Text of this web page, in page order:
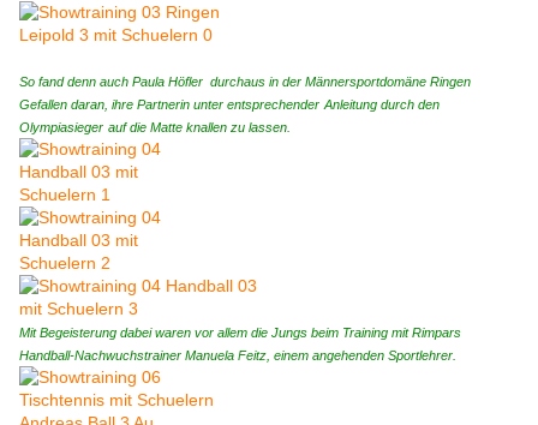
So fand denn auch Paula Höfler durchaus in der Männersportdomäne Ringen
Gefallen daran, ihre Partnerin unter entsprechender Anleitung durch den
Olympiasieger auf die Matte knallen zu lassen.
Mit Begeisterung dabei waren vor allem die Jungs beim Training mit Rimpars
Handball-Nachwuchstrainer Manuela Feitz, einem angehenden Sportlehrer.